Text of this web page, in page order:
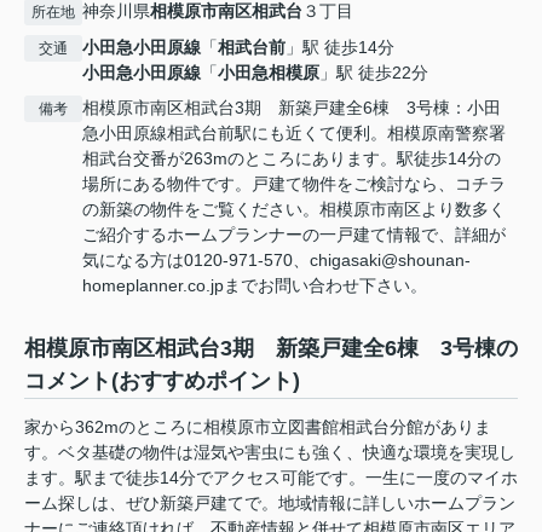
所在地 神奈川県相模原市南区相武台 ３丁目
交通 小田急小田原線 「相武台前 」駅 徒歩14分
小田急小田原線 「小田急相模原 」駅 徒歩22分
備考
相模原市南区相武台3期 新築戸建全6棟 3号棟：小田
急小田原線相武台前駅にも近くて便利。相模原南警察署
相武台交番が263mのところにあります。駅徒歩14分の
場所にある物件です。戸建て物件をご検討なら、コチラ
の新築の物件をご覧ください。相模原市南区より数多く
ご紹介するホームプランナーの一戸建て情報で、詳細が
気になる方は0120-971-570、chigasaki@shounan-
homeplanner.co.jpまでお問い合わせ下さい。
相模原市南区相武台3期 新築戸建全6棟 3号棟の
コメント(おすすめポイント)
家から362mのところに相模原市立図書館相武台分館がありま
す。ベタ基礎の物件は湿気や害虫にも強く、快適な環境を実現し
ます。駅まで徒歩14分でアクセス可能です。一生に一度のマイホ
ーム探しは、ぜひ新築戸建てで。地域情報に詳しいホームプラン